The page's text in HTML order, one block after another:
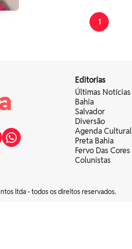
1
Editorias
Últimas Notícias
Bahia
Salvador
Diversão
Agenda Cultural
Preta Bahia
Fervo Das Cores
Colunistas
ltda - todos os direitos reservados.